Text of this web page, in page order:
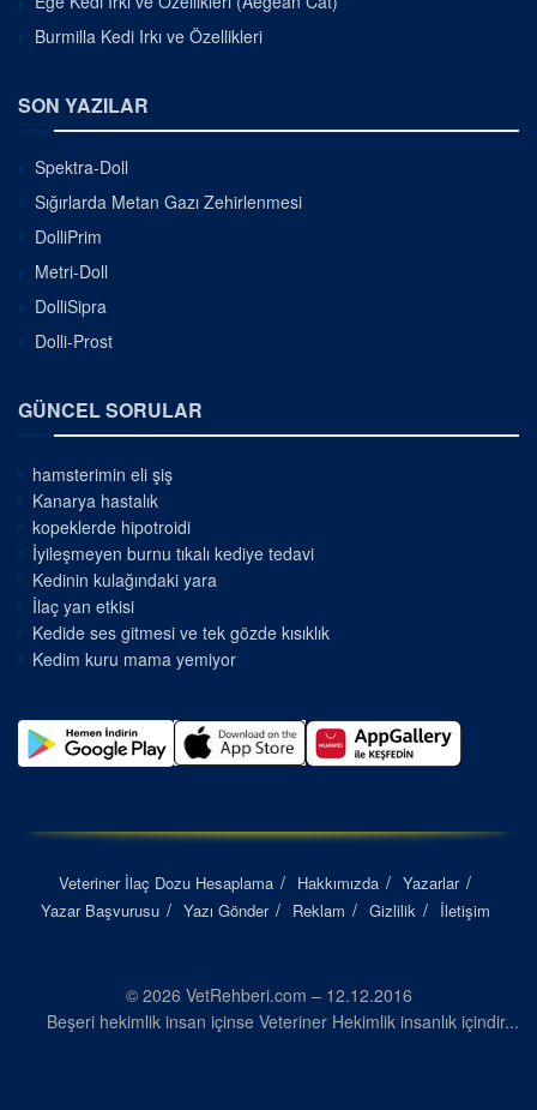
Burmilla Kedi Irkı ve Özellikleri
SON YAZILAR
Spektra-Doll
Sığırlarda Metan Gazı Zehirlenmesi
DolliPrim
Metri-Doll
DolliSipra
Dolli-Prost
GÜNCEL SORULAR
hamsterimin eli şiş
Kanarya hastalık
kopeklerde hipotroidi
İyileşmeyen burnu tıkalı kediye tedavi
Kedinin kulağındaki yara
İlaç yan etkisi
Kedide ses gitmesi ve tek gözde kısıklık
Kedim kuru mama yemiyor
Veteriner İlaç Dozu Hesaplama Hakkımızda
Yazarlar
Yazar Başvurusu
Yazı Gönder Reklam Gizlilik İletişim
© 2026 VetRehberi.com – 12.12.2016
Beşeri hekimlik insan içinse Veteriner Hekimlik insanlık içindir...